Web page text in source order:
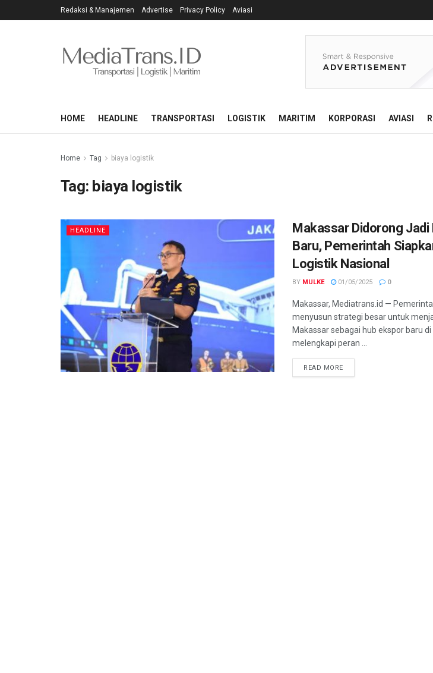
Redaksi & Manajemen Advertise Privacy Policy Aviasi
HOME HEADLINE TRANSPORTASI LOGISTIK MARITIM KORPORASI AVIASI
Home Tag biaya logistik
Tag: biaya logistik
HEADLINE
Makassar Didorong Jadi
Baru, Pemerintah
Logistik Nasional
BY MULKE 01/05/2025 0
Makassar, Mediatrans.id —
menyusun strategi besar untuk
Makassar sebagai hub ekspor baru di
melengkapi peran ...
READ MORE